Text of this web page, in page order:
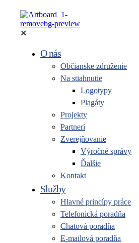
✕
O nás
Občianske združenie
Na stiahnutie
Logotypy
Plagáty
Projekty
Partneri
Zverejňovanie
Výročné správy
Ďalšie
Kontakt
Služby
Hlavné princípy práce
Telefonická poradňa
Chatová poradňa
E-mailová poradňa